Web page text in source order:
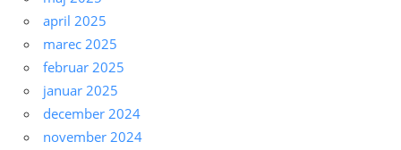
april 2025
marec 2025
februar 2025
januar 2025
december 2024
november 2024